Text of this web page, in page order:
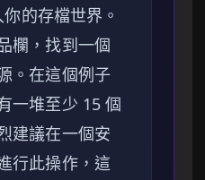
的存檔世界。
欄，找到一個
。在這個例子
一堆至少 15 個
建議在一個安
行此操作，這